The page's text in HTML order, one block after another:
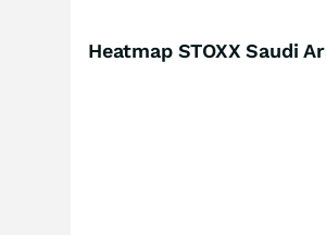
Heatmap STOXX Saudi